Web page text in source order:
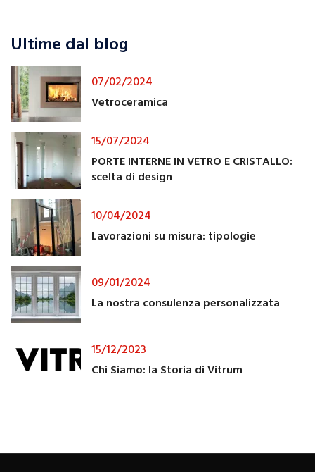
Ultime dal blog
07/02/2024
Vetroceramica
15/07/2024
PORTE INTERNE IN VETRO E CRISTALLO:
scelta di design
10/04/2024
Lavorazioni su misura: tipologie
09/01/2024
La nostra consulenza personalizzata
15/12/2023
Chi Siamo: la Storia di Vitrum